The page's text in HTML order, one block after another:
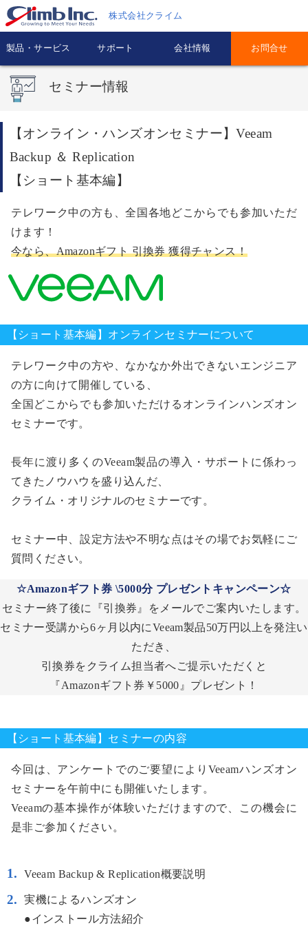
株式会社クライム
製品・サービス サポート 会社情報 お問合せ
セミナー情報
【オンライン・ハンズオンセミナー】Veeam
Backup ＆ Replication
【ショート基本編】
テレワーク中の方も、全国各地どこからでも参加いただ
けます！
今なら、Amazonギフト 引換券 獲得チャンス！
【ショート基本編】オンラインセミナーについて
テレワーク中の方や、なかなか外出できないエンジニア
の方に向けて開催している、
全国どこからでも参加いただけるオンラインハンズオン
セミナーです。
長年に渡り多くのVeeam製品の導入・サポートに係わっ
てきたノウハウを盛り込んだ、
クライム・オリジナルのセミナーです。
セミナー中、設定方法や不明な点はその場でお気軽にご
質問ください。
☆Amazonギフト券 \5000分 プレゼントキャンペーン☆
セミナー終了後に『引換券』をメールでご案内いたします。
セミナー受講から6ヶ月以内にVeeam製品50万円以上を発注い
ただき、
引換券をクライム担当者へご提示いただくと
『Amazonギフト券￥5000』プレゼント！
【ショート基本編】セミナーの内容
今回は、アンケートでのご要望によりVeeamハンズオン
セミナーを午前中にも開催いたします。
Veeamの基本操作が体験いただけますので、この機会に
是非ご参加ください。
Veeam Backup & Replication概要説明
実機によるハンズオン
●インストール方法紹介